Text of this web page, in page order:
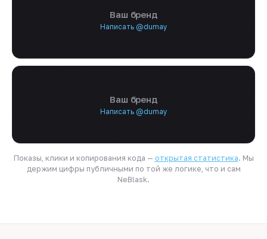
Ваш бренд
Написать @dumay
Ваш бренд
Написать @dumay
Показы, клики и копирования кода — открытая статистика. Мы
держим цифры публичными по той же логике, что и сам
NeBlask.